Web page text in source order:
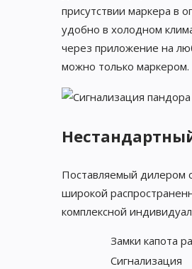
присутствии маркера в
удобно в холодном
через приложение на
можно только маркером.
Поставляемый дилером
широкой
комплексной
Замки капота
Сигнализация